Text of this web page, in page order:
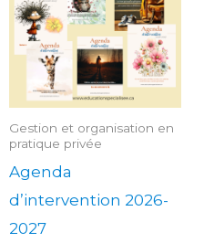
Gestion et organisation en
pratique privée
Agenda
d’intervention 2026-
2027
à
119.99$